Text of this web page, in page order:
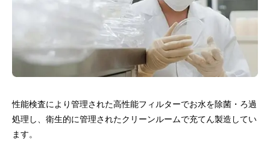
性能検査により管理された高性能フィルターでお水を除菌・ろ過
処理し、衛生的に管理されたクリーンルームで充てん製造してい
ます。